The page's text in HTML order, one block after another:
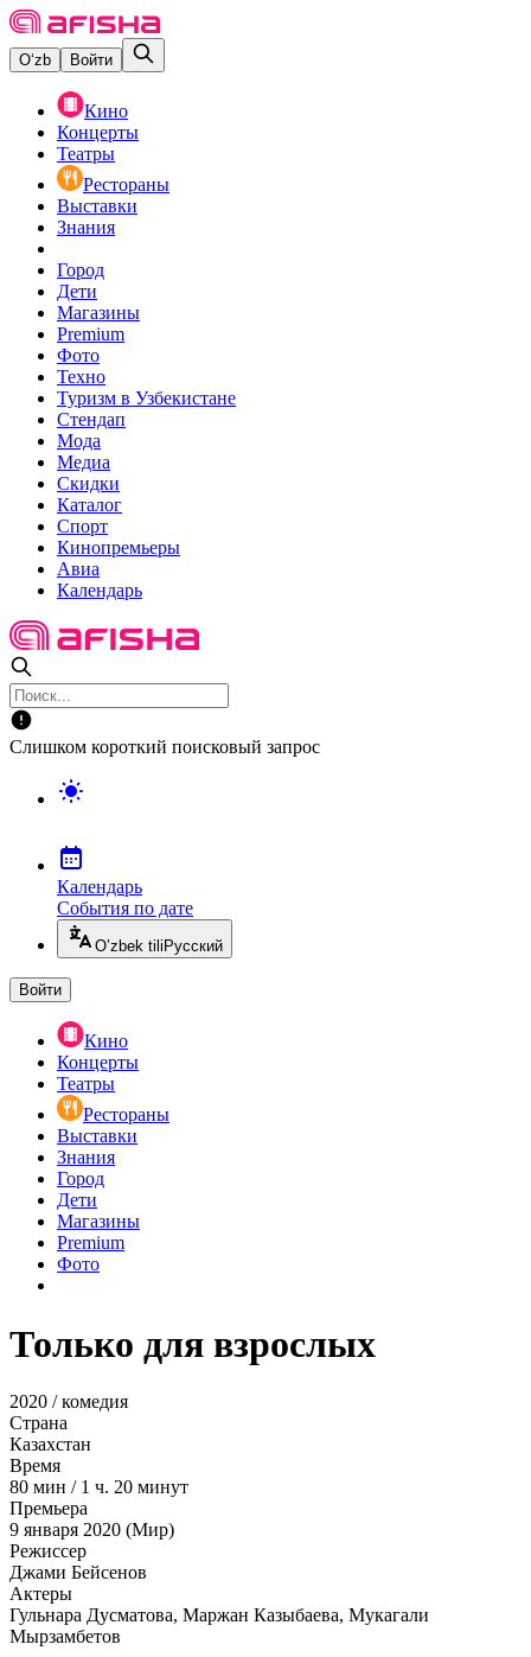
O‘zb Войти
Кино
Концерты
Театры
Рестораны
Выставки
Знания
Город
Дети
Магазины
Premium
Фото
Техно
Туризм в Узбекистане
Стендап
Мода
Медиа
Скидки
Каталог
Спорт
Кинопремьеры
Авиа
Календарь
Слишком короткий поисковый запрос
Календарь
События по дате
O’zbek tili Русский
Войти
Кино
Концерты
Театры
Рестораны
Выставки
Знания
Город
Дети
Магазины
Premium
Фото
Только для взрослых
2020 / комедия
Страна
Казахстан
Время
80 мин / 1 ч. 20 минут
Премьера
9 января 2020 (Мир)
Режиссер
Джами Бейсенов
Актеры
Гульнара Дусматова, Маржан Казыбаева, Мукагали
Мырзамбетов